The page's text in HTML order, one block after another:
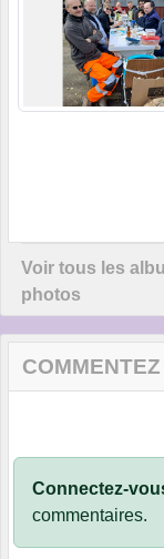
Voir tous les
photos
Connectez-
commentaires.